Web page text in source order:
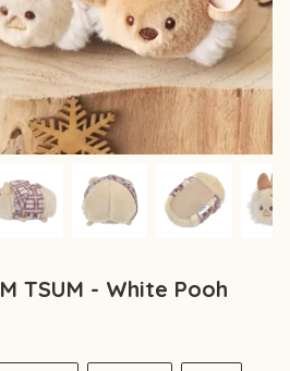
TSUM - White Pooh